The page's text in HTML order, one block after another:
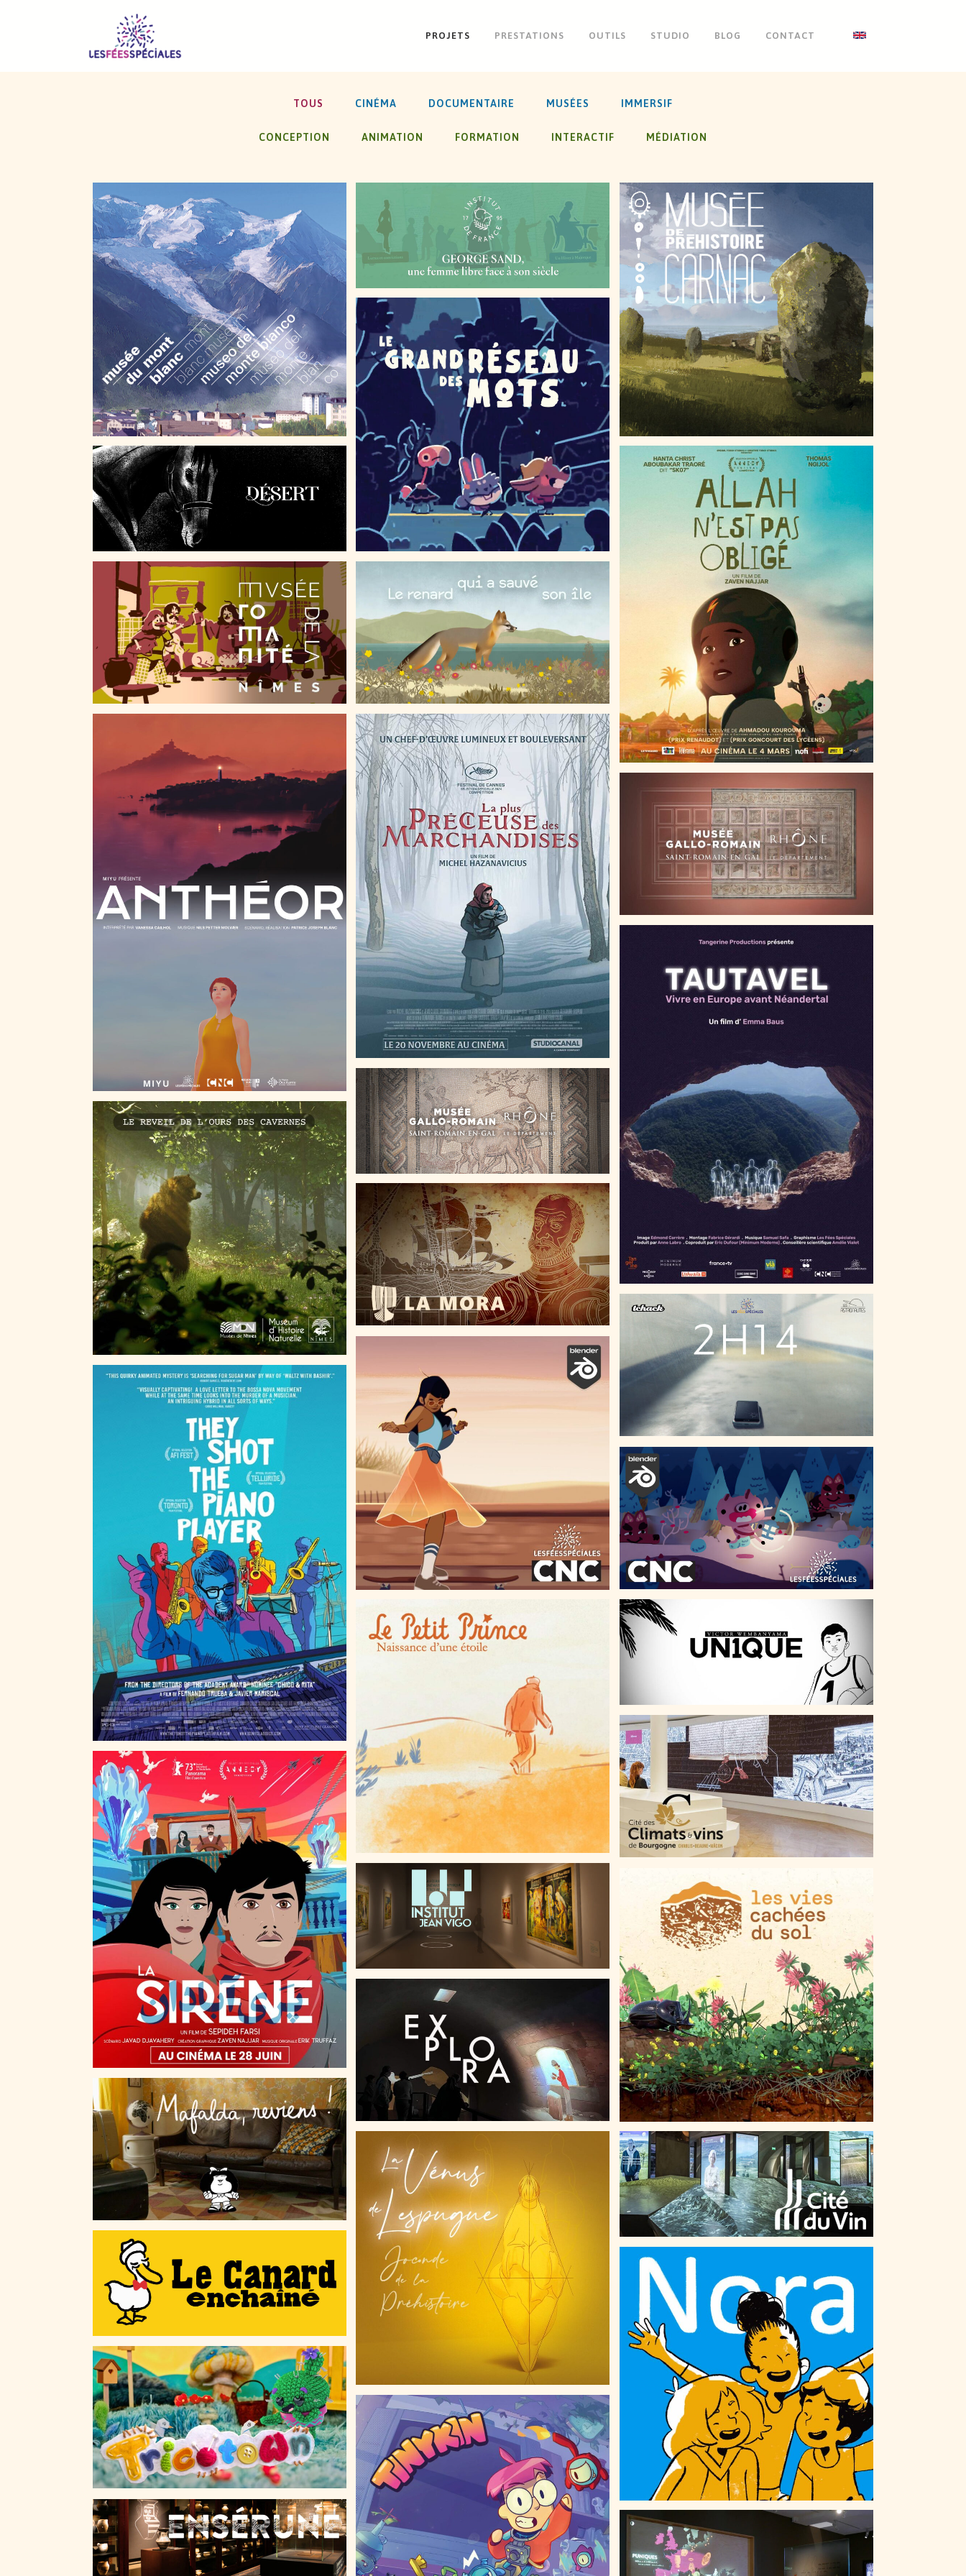
PROJETS PRESTATIONS OUTILS STUDIO BLOG CONTACT
TOUS CINÉMA DOCUMENTAIRE MUSÉES IMMERSIF
CONCEPTION ANIMATION FORMATION INTERACTIF MÉDIATION
MUSÉE DU MONT-BLANC À CHAMONIX
GEORGE SAND , UNE FEMME LIBRE FACE À
SON SIÈCLE
MUSÉE DE CARNAC
LE GRAND RÉSEAU DES MOTS
DÉSERT
ALLAH N’EST PAS OBLIGÉ
GAULE CHEVELUE, QUELLE HISTOIRE! LE RENARD QUI A SAUVÉ SON ÎLE
ANTHÉOR
LA PLUS PRÉCIEUSE DES MARCHANDISES
SAISONS ROMAINES – LA MOSAÏQUE DES
SAISONS
TAUTAVEL, VIVRE EN EUROPE AVANT
NÉANDERTAL
SAISONS ROMAINES – LA QUÊTE DES
COULEURS
LE RÉVEIL DE L’OURS DES CAVERNES
EXPLORATEURS ET CARTES – LA MORA
2H14
THEY SHOT THE PIANO PLAYER
PAPER PIG
UN1QUE, VICTOR WEMBANYAMA
LE PETIT PRINCE, NAISSANCE D’UNE ÉTOILE
UN VIGNOBLE ISSU D’UNE LONGUE HISTOIRE
LA SIRÈNE
MUSÉE VIRTUEL DE L’AFFICHE DE CINÉMA
LES VIES CACHÉES DU SOL : PARCOURS
IMMERSIF ET AUGMENTÉ
EXPLORA, IMMERSION AU CHÂTEAU ROYAL DE
COLLIOURE
MAFALDA, REVIENS !
LA VÉNUS DE LESPUGUE, JOCONDE DE LA
PRÉHISTOIRE
TERROIRS DU MONDE – CITÉ DU VIN DE
BORDEAUX
LE CANARD ENCHAÎNÉ
NORA
TRICOTOWN
TINYKIN
ENSÉRUNE, CLASSER POUR COMPRENDRE
ENSÉRUNE, CARREFOUR DES CIVILISATIONS